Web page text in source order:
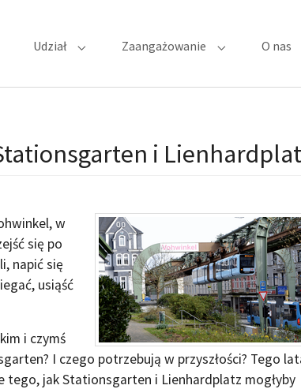
for "Najnowsze wiadomości"
Udział Submenu for "Udział"
Zaangażowanie Submenu for
O nas
i
w
się po
napić się
usiąść
i czymś
I czego potrzebują w przyszłości? Tego
jak Stationsgarten i Lienhardplatz mogłyby